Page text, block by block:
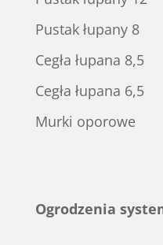
Pustak łupany 8
Cegła łupana 8,5
Cegła łupana 6,5
Murki oporowe
Ogrodzenia